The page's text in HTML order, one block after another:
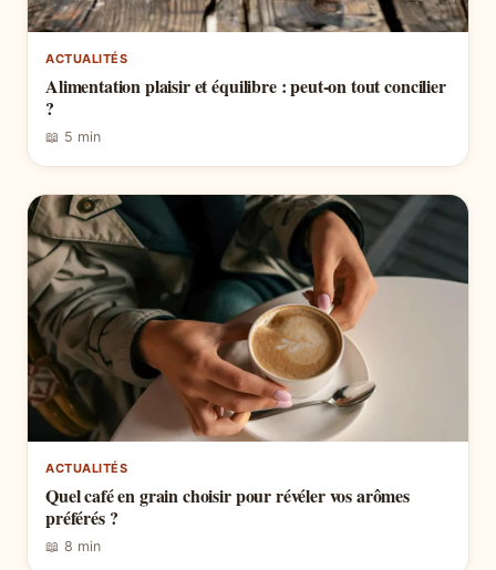
ACTUALITÉS
Alimentation plaisir et équilibre : peut-on tout concilier
?
📖 5 min
ACTUALITÉS
Quel café en grain choisir pour révéler vos arômes
préférés ?
📖 8 min